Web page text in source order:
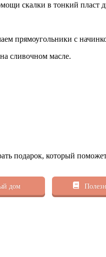
скалки в тонкий пласт
прямоугольники с
сливочном масле.
подарок, который поможет
дом